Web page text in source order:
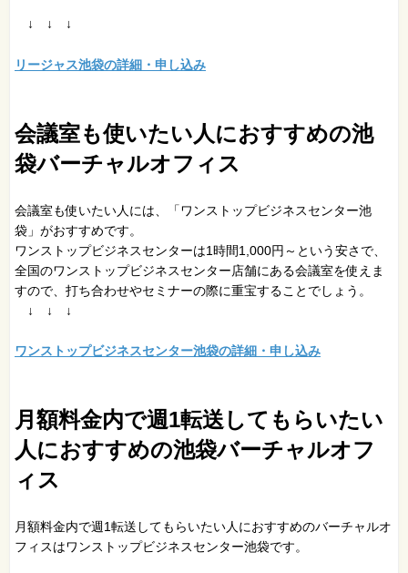
↓ ↓ ↓
リージャス池袋の詳細・申し込み
会議室も使いたい人におすすめの池
袋バーチャルオフィス
会議室も使いたい人には、「ワンストップビジネスセンター池
袋」がおすすめです。
ワンストップビジネスセンターは1時間1,000円～という安さで、
全国のワンストップビジネスセンター店舗にある会議室を使えま
すので、打ち合わせやセミナーの際に重宝することでしょう。
↓ ↓ ↓
ワンストップビジネスセンター池袋の詳細・申し込み
月額料金内で週1転送してもらいたい
人におすすめの池袋バーチャルオフ
ィス
月額料金内で週1転送してもらいたい人におすすめのバーチャルオ
フィスはワンストップビジネスセンター池袋です。